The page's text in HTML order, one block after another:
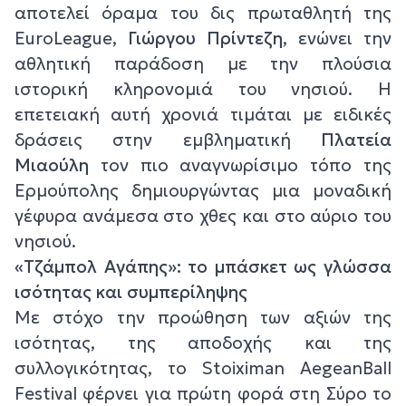
αποτελεί όραμα του δις πρωταθλητή της
EuroLeague, Γιώργου Πρίντεζη, ενώνει την
αθλητική παράδοση με την πλούσια
ιστορική κληρονομιά του νησιού. Η
επετειακή αυτή χρονιά τιμάται με ειδικές
δράσεις στην εμβληματική Πλατεία
Μιαούλη τον πιο αναγνωρίσιμο τόπο της
Ερμούπολης δημιουργώντας μια μοναδική
γέφυρα ανάμεσα στο χθες και στο αύριο του
νησιού.
«Τζάμπολ Αγάπης»: το μπάσκετ ως γλώσσα
ισότητας και συμπερίληψης
Με στόχο την προώθηση των αξιών της
ισότητας, της αποδοχής και της
συλλογικότητας, το Stoiximan AegeanBall
Festival φέρνει για πρώτη φορά στη Σύρο το